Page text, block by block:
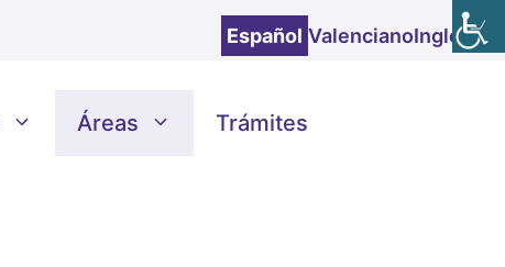
Español ValencianoInglés
Áreas Trámites